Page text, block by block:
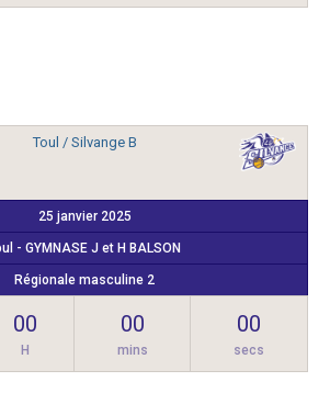
Toul / Silvange B
25 janvier 2025
- GYMNASE J et H BALSON
Régionale masculine 2
00
H
00
mins
00
secs